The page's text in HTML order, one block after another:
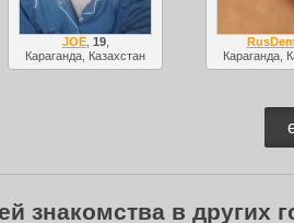
JOE, 19,
Караганда, Казахстан
RusDem
Караганда,
знакомства в других